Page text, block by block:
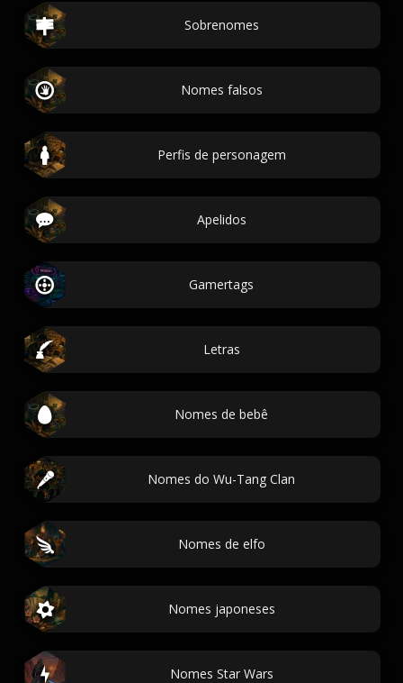
Sobrenomes
Nomes falsos
Perfis de personagem
Apelidos
Gamertags
Letras
Nomes de bebê
Nomes do Wu-Tang Clan
Nomes de elfo
Nomes japoneses
Nomes Star Wars